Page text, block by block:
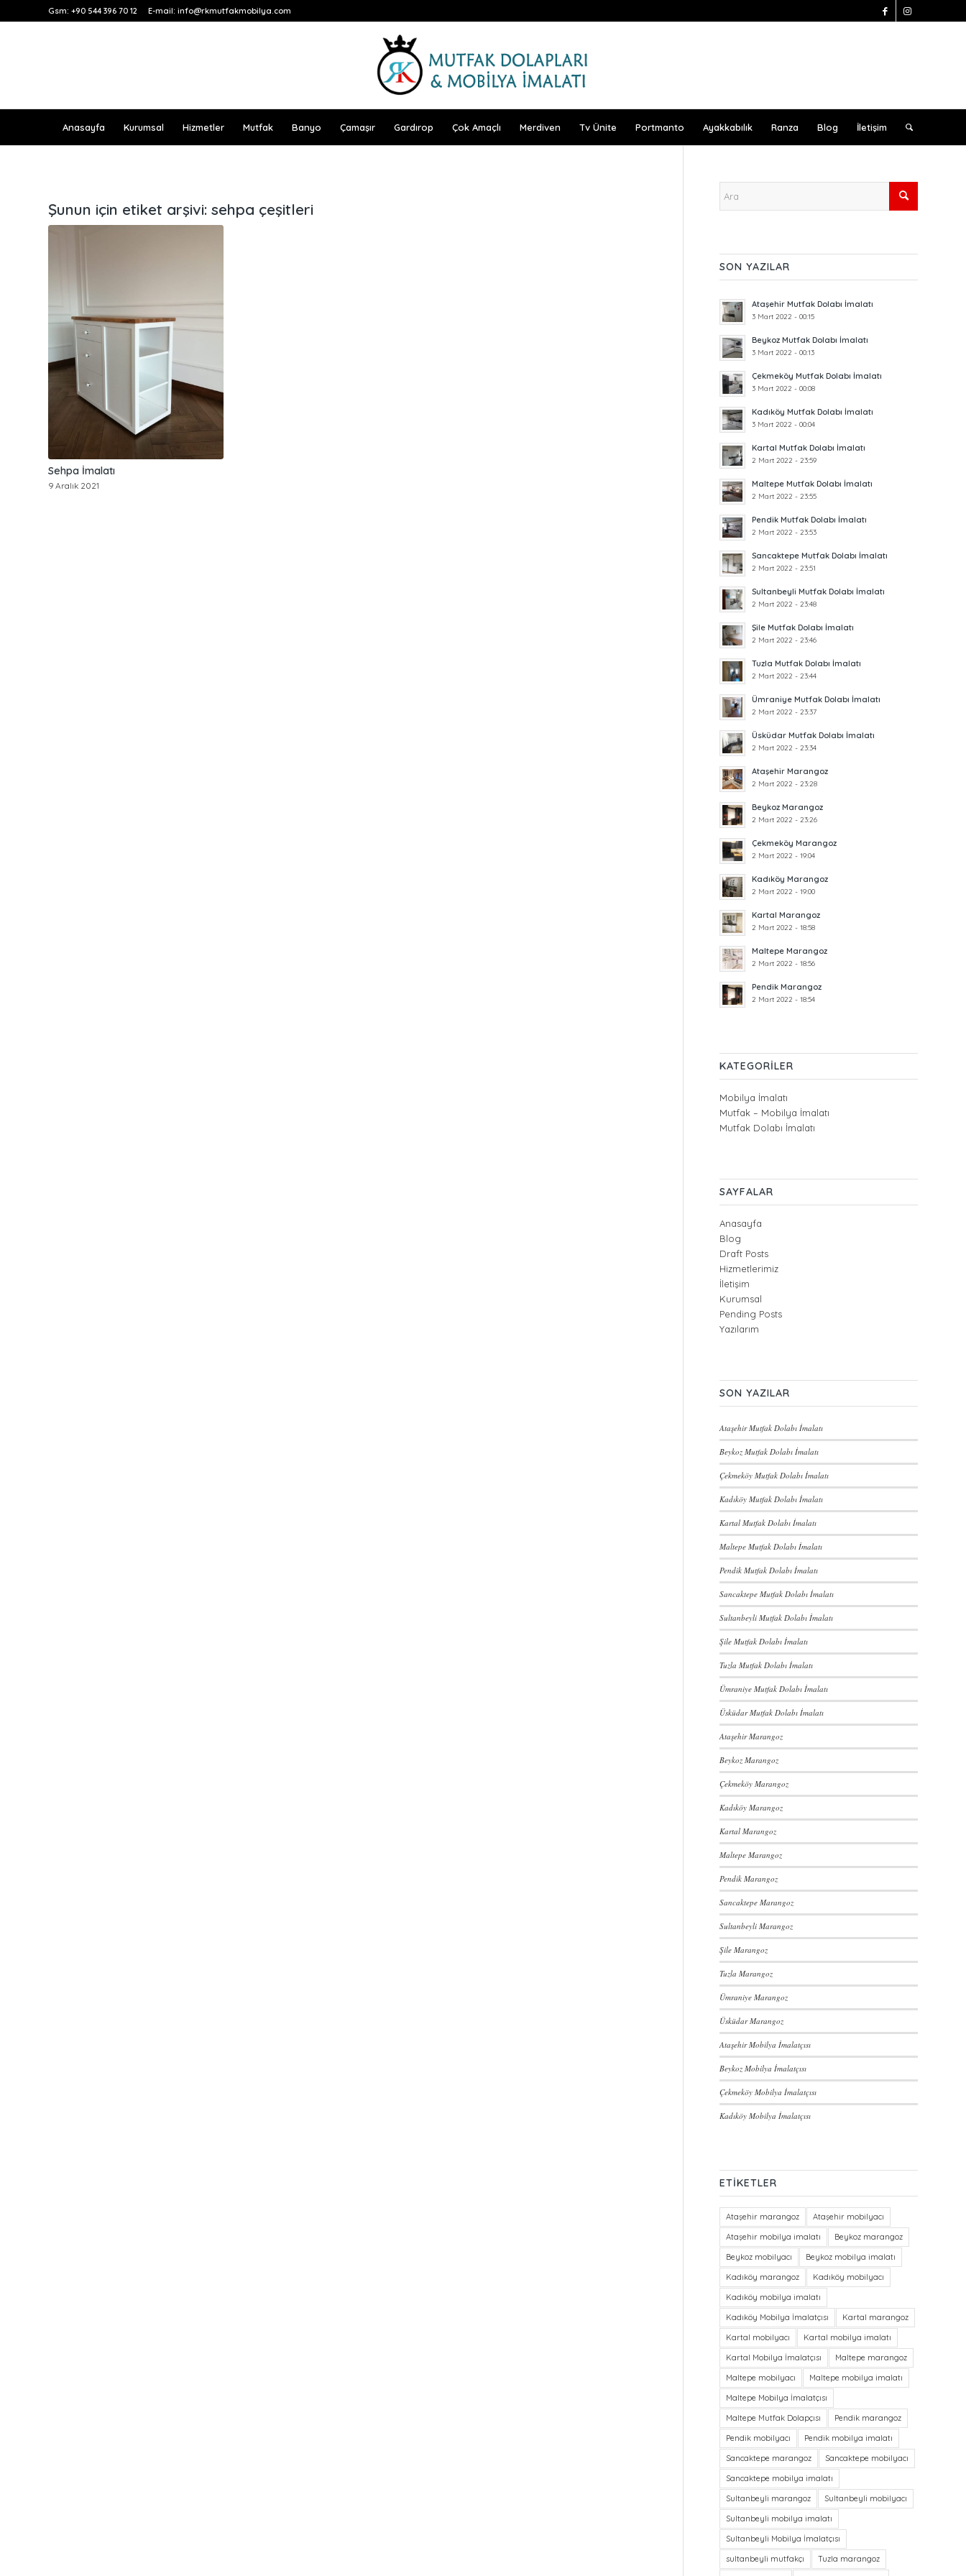
Gsm: +90 544 396 70 12 E-mail: info@rkmutfakmobilya.com
Anasayfa Kurumsal Hizmetler Mutfak Banyo Çamaşır Gardırop Çok Amaçlı Merdiven Tv Ünite Portmanto Ayakkabılık Ranza Blog İletişim
Şunun için etiket arşivi: sehpa çeşitleri
Sehpa İmalatı
9 Aralık 2021
SON YAZILAR
Ataşehir Mutfak Dolabı İmalatı
3 Mart 2022 - 00:15
Beykoz Mutfak Dolabı İmalatı
3 Mart 2022 - 00:13
Çekmeköy Mutfak Dolabı İmalatı
3 Mart 2022 - 00:08
Kadıköy Mutfak Dolabı İmalatı
3 Mart 2022 - 00:04
Kartal Mutfak Dolabı İmalatı
2 Mart 2022 - 23:59
Maltepe Mutfak Dolabı İmalatı
2 Mart 2022 - 23:55
Pendik Mutfak Dolabı İmalatı
2 Mart 2022 - 23:53
Sancaktepe Mutfak Dolabı İmalatı
2 Mart 2022 - 23:51
Sultanbeyli Mutfak Dolabı İmalatı
2 Mart 2022 - 23:48
Şile Mutfak Dolabı İmalatı
2 Mart 2022 - 23:46
Tuzla Mutfak Dolabı İmalatı
2 Mart 2022 - 23:44
Ümraniye Mutfak Dolabı İmalatı
2 Mart 2022 - 23:37
Üsküdar Mutfak Dolabı İmalatı
2 Mart 2022 - 23:34
Ataşehir Marangoz
2 Mart 2022 - 23:28
Beykoz Marangoz
2 Mart 2022 - 23:26
Çekmeköy Marangoz
2 Mart 2022 - 19:04
Kadıköy Marangoz
2 Mart 2022 - 19:00
Kartal Marangoz
2 Mart 2022 - 18:58
Maltepe Marangoz
2 Mart 2022 - 18:56
Pendik Marangoz
2 Mart 2022 - 18:54
KATEGORILER
Mobilya İmalatı
Mutfak – Mobilya İmalatı
Mutfak Dolabı İmalatı
SAYFALAR
Anasayfa
Blog
Draft Posts
Hizmetlerimiz
İletişim
Kurumsal
Pending Posts
Yazılarım
SON YAZILAR
Ataşehir Mutfak Dolabı İmalatı
Beykoz Mutfak Dolabı İmalatı
Çekmeköy Mutfak Dolabı İmalatı
Kadıköy Mutfak Dolabı İmalatı
Kartal Mutfak Dolabı İmalatı
Maltepe Mutfak Dolabı İmalatı
Pendik Mutfak Dolabı İmalatı
Sancaktepe Mutfak Dolabı İmalatı
Sultanbeyli Mutfak Dolabı İmalatı
Şile Mutfak Dolabı İmalatı
Tuzla Mutfak Dolabı İmalatı
Ümraniye Mutfak Dolabı İmalatı
Üsküdar Mutfak Dolabı İmalatı
Ataşehir Marangoz
Beykoz Marangoz
Çekmeköy Marangoz
Kadıköy Marangoz
Kartal Marangoz
Maltepe Marangoz
Pendik Marangoz
Sancaktepe Marangoz
Sultanbeyli Marangoz
Şile Marangoz
Tuzla Marangoz
Ümraniye Marangoz
Üsküdar Marangoz
Ataşehir Mobilya İmalatçısı
Beykoz Mobilya İmalatçısı
Çekmeköy Mobilya İmalatçısı
Kadıköy Mobilya İmalatçısı
ETIKETLER
Ataşehir marangoz
Ataşehir mobilyacı
Ataşehir mobilya imalatı
Beykoz marangoz
Beykoz mobilyacı
Beykoz mobilya imalatı
Kadıköy marangoz
Kadıköy mobilyacı
Kadıköy mobilya imalatı
Kadıköy Mobilya İmalatçısı
Kartal marangoz
Kartal mobilyacı
Kartal mobilya imalatı
Kartal Mobilya İmalatçısı
Maltepe marangoz
Maltepe mobilyacı
Maltepe mobilya imalatı
Maltepe Mobilya İmalatçısı
Maltepe Mutfak Dolapçısı
Pendik marangoz
Pendik mobilyacı
Pendik mobilya imalatı
Sancaktepe marangoz
Sancaktepe mobilyacı
Sancaktepe mobilya imalatı
Sultanbeyli marangoz
Sultanbeyli mobilyacı
Sultanbeyli mobilya imalatı
Sultanbeyli Mobilya İmalatçısı
sultanbeyli mutfakçı
Tuzla marangoz